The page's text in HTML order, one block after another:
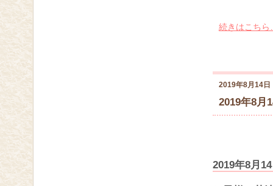
続きはこち
2019年8月14日
2019年8月
2019年8月